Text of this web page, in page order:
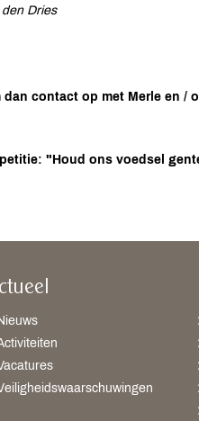
Dries
contact op met Merle en /
"Houd ons voedsel